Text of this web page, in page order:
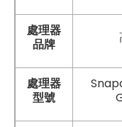
處理器
品牌
處理器
型號